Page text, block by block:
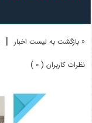
« بازگشت به لیست اخبار |
نظرات کاربران ( 0 )